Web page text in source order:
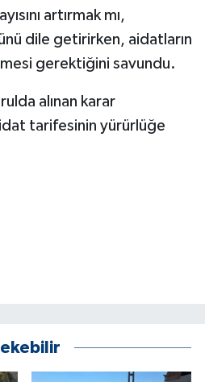
artırmak mı,
dile getirirken, aidatların
gerektiğini savundu.
alınan karar
tarifesinin yürürlüğe